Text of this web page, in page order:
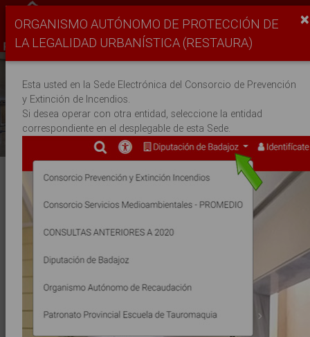
Sede Electrónica
Organismo Autónomo RESTAURA
Previous
TRÁMITES Y SERVICIOS DESTACADOS
QUEJAS Y SUGERENCIAS
ORGANISMO AUTÓNOMO DE PROTECCIÓN DE
LA LEGALIDAD URBANÍSTICA (RESTAURA)
×
Esta usted en la Sede Electrónica del Consorcio de Prevención
y Extinción de Incendios.
Si desea operar con otra entidad, seleccione la entidad
correspondiente en el desplegable de esta Sede.